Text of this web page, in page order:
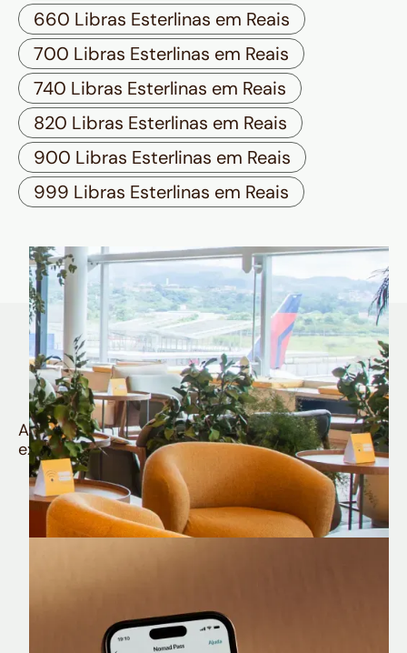
660 Libras Esterlinas em Reais
700 Libras Esterlinas em Reais
740 Libras Esterlinas em Reais
820 Libras Esterlinas em Reais
900 Libras Esterlinas em Reais
999 Libras Esterlinas em Reais
Quem é Nomad tem
muito mais
Aproveite todos os benefícios e vantagens
exclusivas da sua Conta Internacional